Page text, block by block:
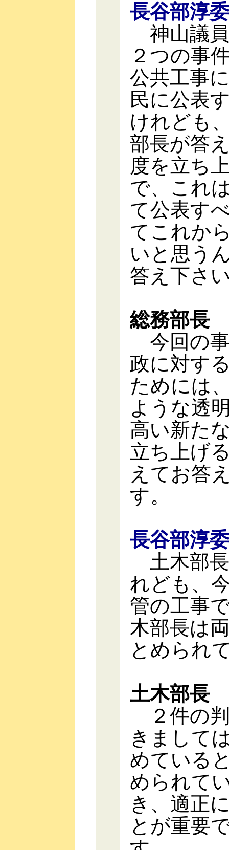
長谷部淳
神山議
２つの事
公共工事
民に公表
けれども
部長が答
度を立ち
で、これ
て公表す
てこれか
いと思う
答え下さ
総務部長
今回の
政に対す
ためには
ような透
高い新た
立ち上げ
えてお答
す。
長谷部淳
土木部
れども、
管の工事
木部長は
とめられ
土木部長
２件の
きまして
めている
められて
き、適正
とが重要